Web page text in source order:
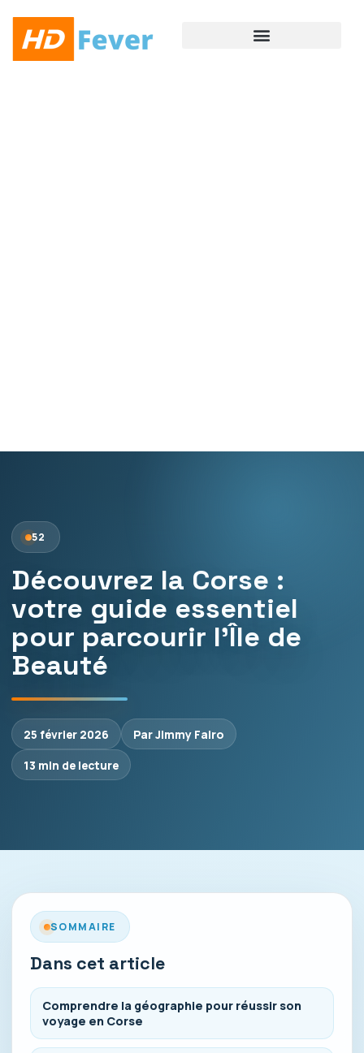
52
Découvrez la Corse :
votre guide essentiel
pour parcourir l’Île de
Beauté
25 février 2026
Par Jimmy Falro
13 min de lecture
SOMMAIRE
Dans cet article
Comprendre la géographie pour réussir son
voyage en Corse